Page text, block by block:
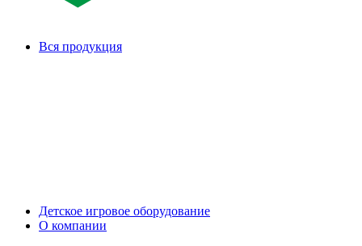
Вся продукция
Детское игровое оборудование
О компании